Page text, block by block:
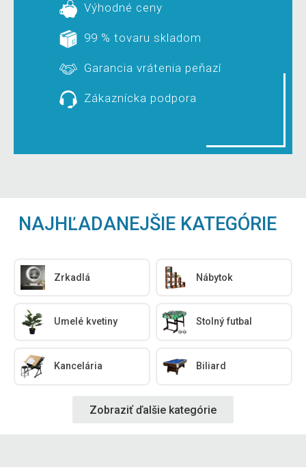
Výhodné ceny
99 % tovaru skladom
Garancia vrátenia peňazí
Zákaznícka podpora
NAJHĽADANEJŠIE KATEGÓRIE
Zrkadlá Nábytok
Umelé kvetiny Stolný futbal
Kancelária Biliard
Zobraziť ďalšie kategórie